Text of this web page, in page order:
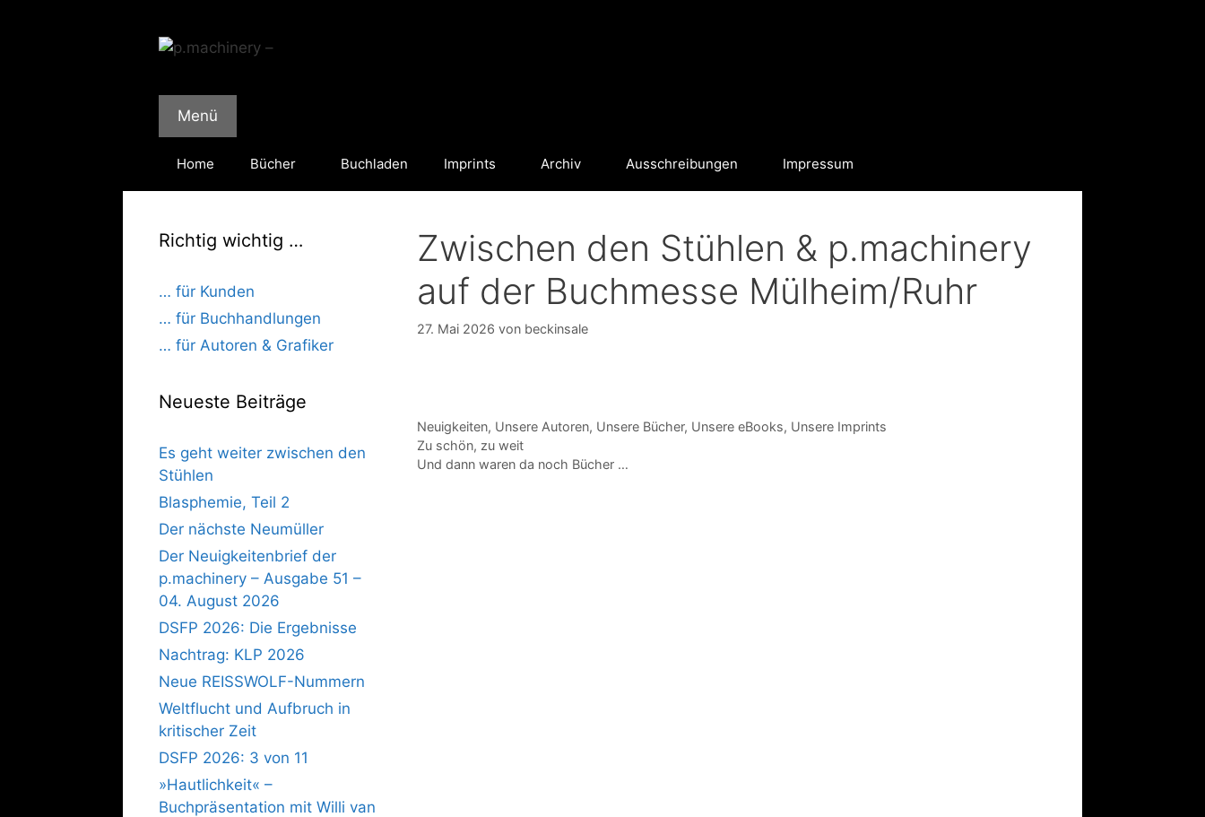
Menü
Home Bücher Buchladen Imprints Archiv Ausschreibungen Impressum
Zwischen den Stühlen & p.machinery
auf der Buchmesse Mülheim/Ruhr
27. Mai 2026 von beckinsale
Kategorien
Neuigkeiten, Unsere Autoren, Unsere Bücher, Unsere eBooks, Unsere Imprints
Zu schön, zu weit
Und dann waren da noch Bücher …
Richtig wichtig …
… für Kunden
… für Buchhandlungen
… für Autoren & Grafiker
Neueste Beiträge
Es geht weiter zwischen den
Stühlen
Blasphemie, Teil 2
Der nächste Neumüller
Der Neuigkeitenbrief der
p.machinery – Ausgabe 51 –
04. August 2026
DSFP 2026: Die Ergebnisse
Nachtrag: KLP 2026
Neue REISSWOLF-Nummern
Weltflucht und Aufbruch in
kritischer Zeit
DSFP 2026: 3 von 11
»Hautlichkeit« –
Buchpräsentation mit Willi van